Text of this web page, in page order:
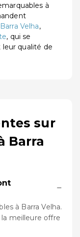
à
Velha,
, qui se
qualité de
sur
Barra
−
à Barra Velha.
meilleure offre